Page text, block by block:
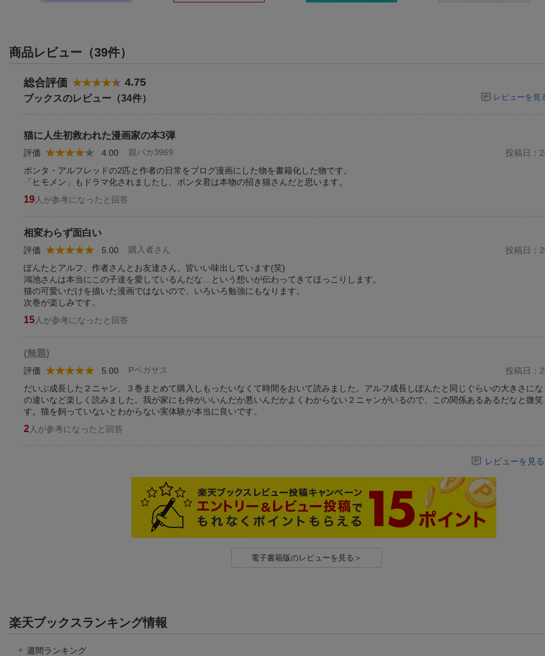
商品レビュー（39件）
総合評価 4.75
ブックスのレビュー（34件） レビューを見
猫に人生初救われた漫画家の本3弾
親バカ3969
評価 4.00
投稿日：
ポンタ・アルフレッドの2匹と作者の日常をブログ漫画にした物を書籍化した物です。
「ヒモメン」もドラマ化されましたし、ポンタ君は本物の招き猫さんだと思います。
19 人が参考になったと回答
相変わらず面白い
購入者さん
評価 5.00
投稿日：
ぽんたとアルフ、作者さんとお友達さん、皆いい味出しています(笑)
鴻池さんは本当にこの子達を愛しているんだな…という想いが伝わってきてほっこりします。
猫の可愛いだけを描いた漫画ではないので、いろいろ勉強にもなります。
次巻が楽しみです。
15 人が参考になったと回答
(無題)
Pペガサス
評価 5.00
投稿日：
だいぶ成長した２ニャン、３巻まとめて購入しもったいなくて時間をおいて読みました。アルフ成長しぽんたと同じぐらいの大きさに
の違いなど楽しく読みました。我が家にも仲がいいんだか悪いんだかよくわからない２ニャンがいるので、この関係あるあるだなと微笑
す。猫を飼っていないとわからない実体験が本当に良いです。
2 人が参考になったと回答
レビューを見
電子書籍版のレビューを見る＞
楽天ブックスランキング情報
週間ランキング